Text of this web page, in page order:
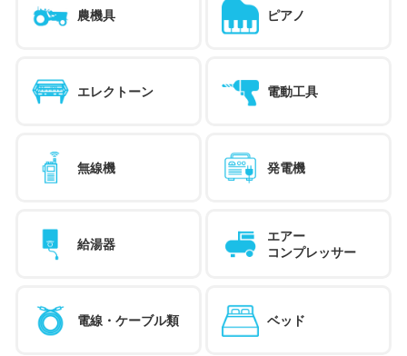
農機具 ピアノ
エレクトーン 電動工具
無線機 発電機
給湯器
エアー
コンプレッサー
電線・ケーブル類 ベッド